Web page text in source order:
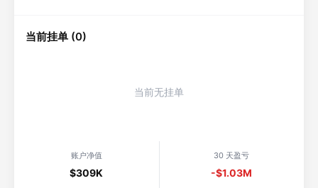
当前挂单 (0)
当前无挂单
账户净值
$309K
30 天盈亏
-$1.03M